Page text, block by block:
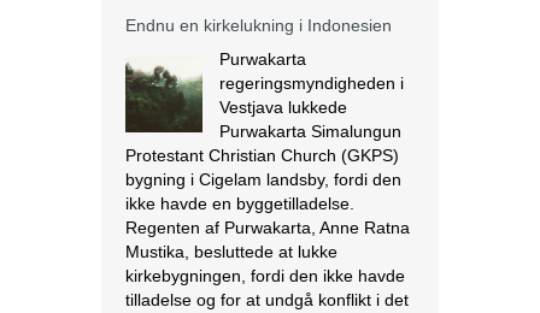
Endnu en kirkelukning i Indonesien
Purwakarta
regeringsmyndigheden i
Vestjava lukkede
Purwakarta Simalungun
Protestant Christian Church (GKPS)
bygning i Cigelam landsby, fordi den
ikke havde en byggetilladelse.
Regenten af Purwakarta, Anne Ratna
Mustika, besluttede at lukke
kirkebygningen, fordi den ikke havde
tilladelse og for at undgå konflikt i det